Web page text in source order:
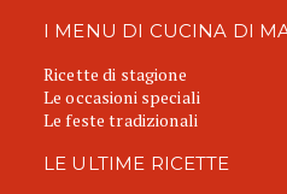
I MENU DI CUCINA DI
Ricette di stagione
Le occasioni speciali
Le feste tradizionali
LE ULTIME RICETTE